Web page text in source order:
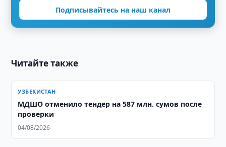
Подписывайтесь на наш канал
Читайте также
УЗБЕКИСТАН
МДШО отменило тендер на 587 млн. сумов после
проверки
04/08/2026